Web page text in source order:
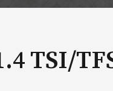
TSI/